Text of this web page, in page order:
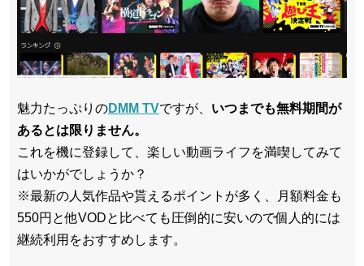
魅力たっぷりのDMM TVですが、 いつまでも無料期間が
あるとは限りません。
これを機に登録して、楽しい動画ライフを満喫してみて
はいかがでしょうか？
※最新の人気作品や貰えるポイントが多く、月額料金も
550円と他VODと比べても圧倒的に安いので個人的には
継続利用をおすすめします。